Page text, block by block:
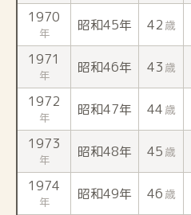
1970
年 昭和45年 42 歳
1971
年 昭和46年 43 歳
1972
年 昭和47年 44 歳
1973
年 昭和48年 45 歳
1974
年 昭和49年 46 歳